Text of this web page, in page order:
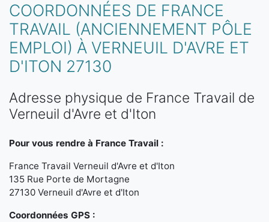
COORDONNÉES DE FRANCE
TRAVAIL (ANCIENNEMENT PÔLE
EMPLOI) À VERNEUIL D'AVRE ET
D'ITON 27130
Adresse physique de France Travail de
Verneuil d'Avre et d'Iton
Pour vous rendre à France Travail :
France Travail Verneuil d'Avre et d'Iton
135 Rue Porte de Mortagne
27130 Verneuil d'Avre et d'Iton
Coordonnées GPS :